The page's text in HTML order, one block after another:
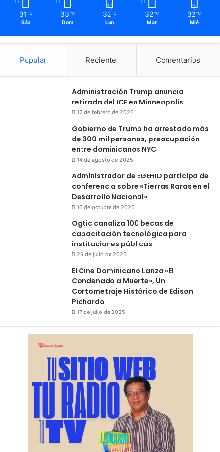
31 ℃
Sáb
33 ℃
Dom
32 ℃
Lun
32 ℃
Mar
32 ℃
Mié
Popular Reciente Comentarios
Administración Trump anuncia
retirada del ICE en Minneapolis
12 de febrero de 2026
Gobierno de Trump ha arrestado más
de 300 mil personas, preocupación
entre dominicanos NYC
14 de agosto de 2025
Administrador de EGEHID participa de
conferencia sobre «Tierras Raras en el
Desarrollo Nacional»
16 de octubre de 2025
Ogtic canaliza 100 becas de
capacitación tecnológica para
instituciones públicas
26 de julio de 2025
El Cine Dominicano Lanza «El
Condenado a Muerte», Un
Cortometraje Histórico de Edison
Pichardo
17 de julio de 2025